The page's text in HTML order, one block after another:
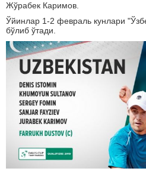
Жўрабек Каримов.
Ўйинлар 1-2 февраль кунлари
бўлиб ўтади.